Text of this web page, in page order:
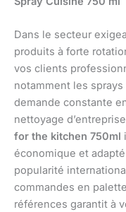
Dans le secteur
produits à forte
vos clients
notamment les
demande constante
nettoyage
for the kitchen 750ml
économique et
popularité
commandes en
références garantit à